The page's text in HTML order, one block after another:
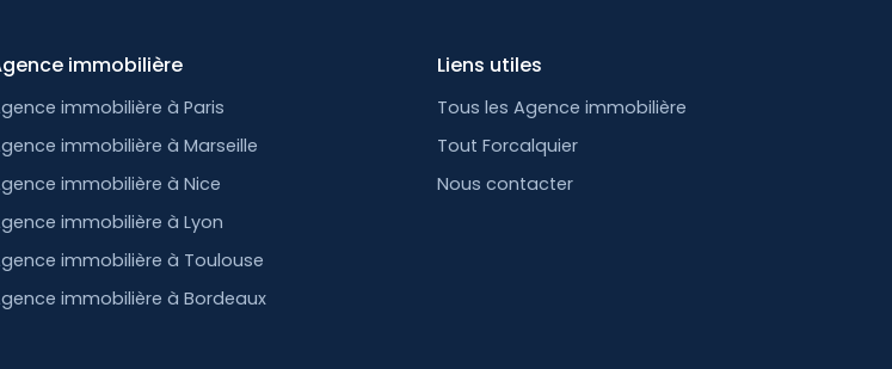
immobilière
immobilière à Paris
immobilière à Marseille
immobilière à Nice
immobilière à Lyon
immobilière à Toulouse
immobilière à Bordeaux
Liens utiles
Tous les Agence immobilière
Tout Forcalquier
Nous contacter